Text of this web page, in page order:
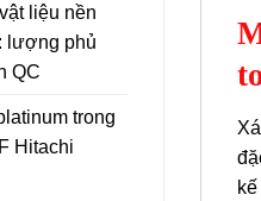
liệu nền
lượng phủ
QC
trong
Hitachi